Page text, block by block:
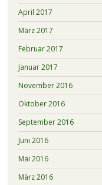
April 2017
März 2017
Februar 2017
Januar 2017
November 2016
Oktober 2016
September 2016
Juni 2016
Mai 2016
März 2016